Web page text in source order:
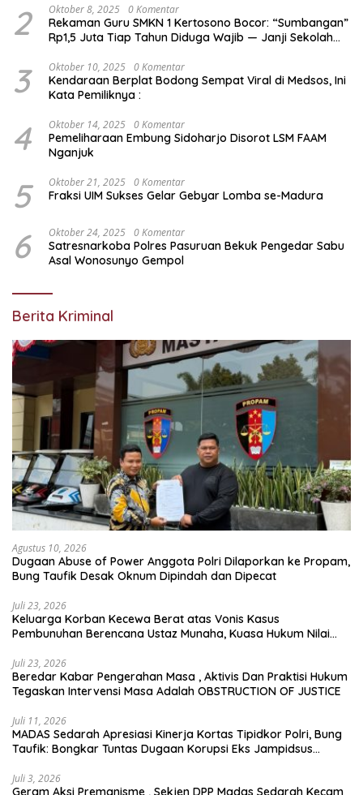
2 Oktober 8, 2025 0 Komentar
Rekaman Guru SMKN 1 Kertosono Bocor: “Sumbangan”
Rp1,5 Juta Tiap Tahun Diduga Wajib — Janji Sekolah
3 Oktober 10, 2025 0 Komentar
Kendaraan Berplat Bodong Sempat Viral di Medsos, Ini
Kata Pemiliknya :
4 Oktober 14, 2025 0 Komentar
Pemeliharaan Embung Sidoharjo Disorot LSM FAAM
Nganjuk
5 Oktober 21, 2025 0 Komentar
Fraksi UIM Sukses Gelar Gebyar Lomba se-Madura
6 Oktober 24, 2025 0 Komentar
Satresnarkoba Polres Pasuruan Bekuk Pengedar Sabu
Asal Wonosunyo Gempol
Berita Kriminal
Agustus 10, 2026
Dugaan Abuse of Power Anggota Polri Dilaporkan ke Propam,
Bung Taufik Desak Oknum Dipindah dan Dipecat
Juli 23, 2026
Keluarga Korban Kecewa Berat atas Vonis Kasus
Pembunuhan Berencana Ustaz Munaha, Kuasa Hukum Nilai
Juli 23, 2026
Beredar Kabar Pengerahan Masa , Aktivis Dan Praktisi Hukum
Tegaskan Intervensi Masa Adalah OBSTRUCTION OF JUSTICE
Juli 11, 2026
MADAS Sedarah Apresiasi Kinerja Kortas Tipidkor Polri, Bung
Taufik: Bongkar Tuntas Dugaan Korupsi Eks Jampidsus
Juli 3, 2026
Geram Aksi Premanisme , Sekjen DPP Madas Sedarah Kecam